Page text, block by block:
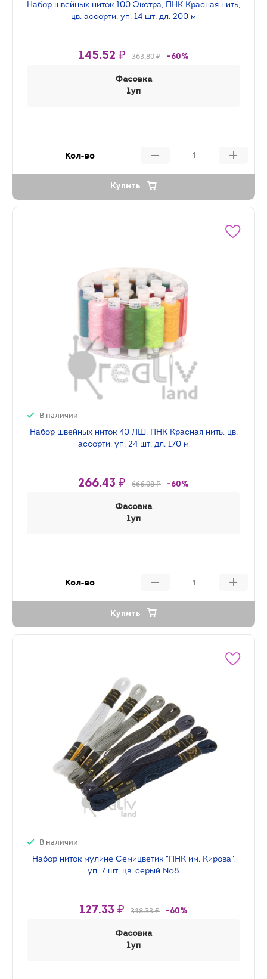
Набор швейных ниток 100 Экстра, ПНК Красная нить,
цв. ассорти, уп. 14 шт, дл. 200 м
145.52 ₽ 363.80 ₽ -60%
Фасовка
1уп
Кол-во
Купить
В наличии
Набор швейных ниток 40 ЛШ, ПНК Красная нить, цв.
ассорти, уп. 24 шт, дл. 170 м
266.43 ₽ 666.08 ₽ -60%
Фасовка
1уп
Кол-во
Купить
В наличии
Набор ниток мулине Семицветик "ПНК им. Кирова",
уп. 7 шт, цв. серый №8
127.33 ₽ 318.33 ₽ -60%
Фасовка
1уп